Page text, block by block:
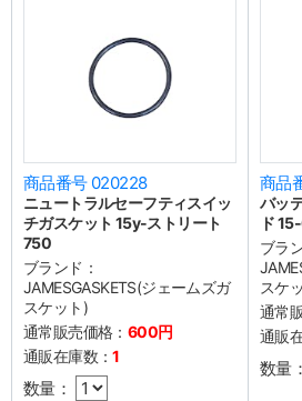
商品番号 020228
ニュートラルセーフティスイッ
チガスケット 15y-ストリート
750
ブランド：
JAMESGASKETS(ジェームズガ
スケット)
通常販売価格： 600円
通販在庫数：1
数量：
商品
バッ
ド
ブラ
スケ
通常
通販
数量：